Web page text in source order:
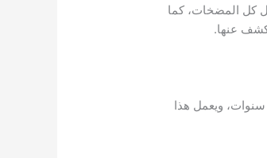
كل المضخات، كما
عنها.
ويعمل هذا